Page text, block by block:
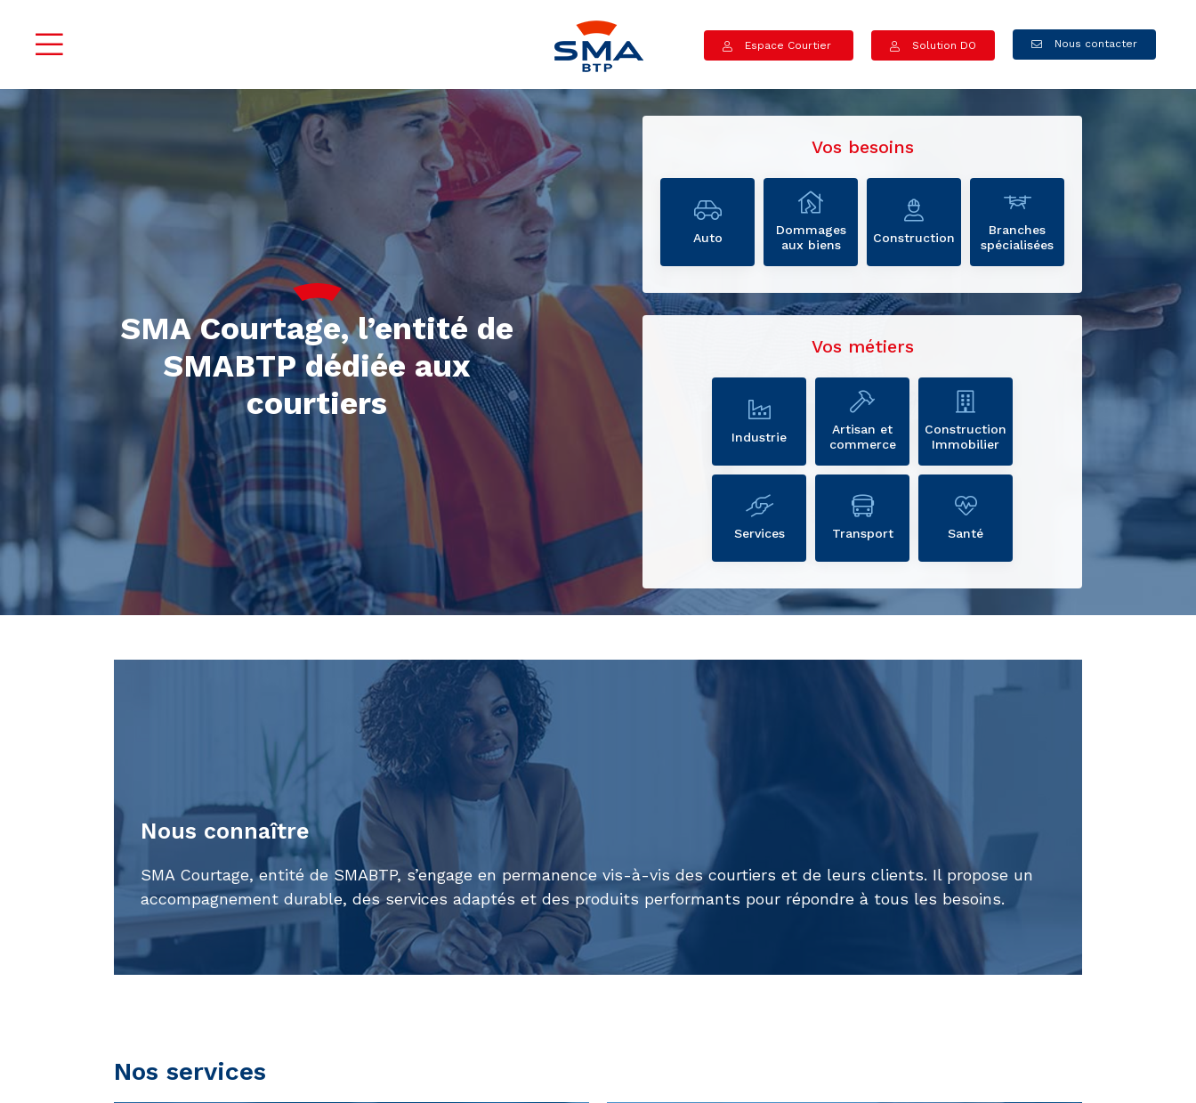
Espace Courtier Solution DO Nous contacter
SMA Courtage, l’entité de
SMABTP dédiée aux
courtiers
Vos besoins
Auto
Dommages
aux biens
Construction
Branches
spécialisées
Vos métiers
Industrie
Artisan et
commerce
Construction
Immobilier
Services Transport Santé
Nous connaître
SMA Courtage, entité de SMABTP, s’engage en permanence vis-à-vis des courtiers et de leurs clients. Il propose un
accompagnement durable, des services adaptés et des produits performants pour répondre à tous les besoins.
Nos services